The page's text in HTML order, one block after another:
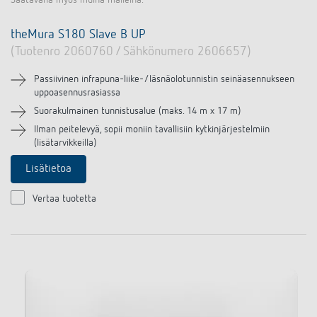
theMura S180 Slave B UP
(Tuotenro 2060760 / Sähkönumero 2606657)
Passiivinen infrapuna-liike-/läsnäolotunnistin seinäasennukseen
uppoasennusrasiassa
Suorakulmainen tunnistusalue (maks. 14 m x 17 m)
Ilman peitelevyä, sopii moniin tavallisiin kytkinjärjestelmiin
(lisätarvikkeilla)
Lisätietoa
Vertaa tuotetta